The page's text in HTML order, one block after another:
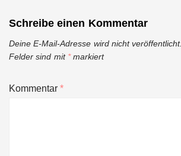
Schreibe einen Kommentar
Deine E-Mail-Adresse wird nicht veröffentlicht.
Felder sind mit *markiert
Kommentar*